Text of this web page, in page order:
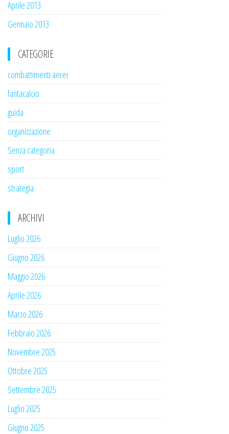
Aprile 2013
Gennaio 2013
CATEGORIE
combattimenti aerei
fantacalcio
guida
organizzazione
Senza categoria
sport
strategia
ARCHIVI
Luglio 2026
Giugno 2026
Maggio 2026
Aprile 2026
Marzo 2026
Febbraio 2026
Novembre 2025
Ottobre 2025
Settembre 2025
Luglio 2025
Giugno 2025